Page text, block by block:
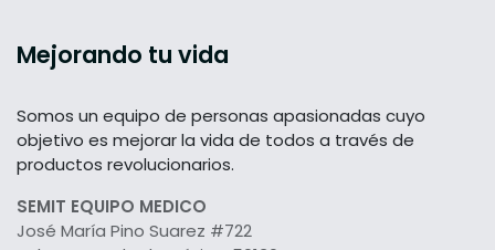
Mejorando tu vida
Somos un equipo de personas apasionadas cuyo
objetivo es mejorar la vida de todos a través de
productos revolucionarios.
SEMIT EQUIPO MEDICO
José María Pino Suarez #722